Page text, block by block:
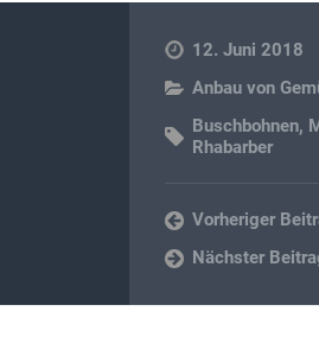
12. Juni 2018
Anbau von
Buschbohnen,
Rhabarber
Vorheriger
Nächster